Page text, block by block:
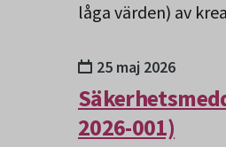
låga värden) av
2026-001)
25 maj 2026